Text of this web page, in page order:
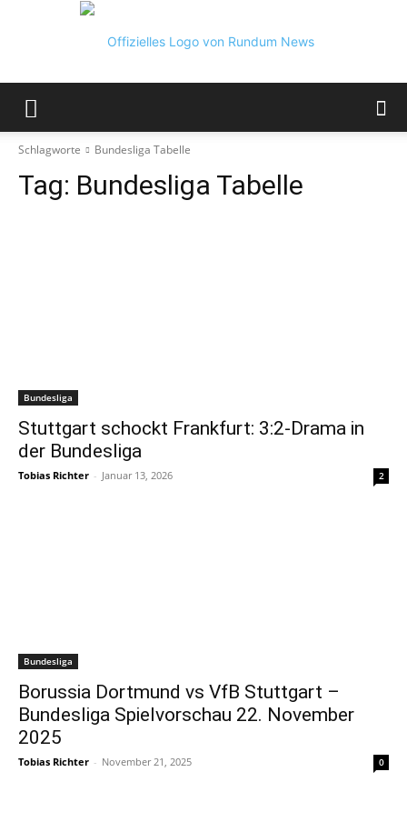
Schlagworte Bundesliga Tabelle
Tag: Bundesliga Tabelle
Bundesliga
Stuttgart schockt Frankfurt: 3:2-Drama in
der Bundesliga
Tobias Richter - Januar 13, 2026 2
Bundesliga
Borussia Dortmund vs VfB Stuttgart –
Bundesliga Spielvorschau 22. November
2025
Tobias Richter - November 21, 2025 0